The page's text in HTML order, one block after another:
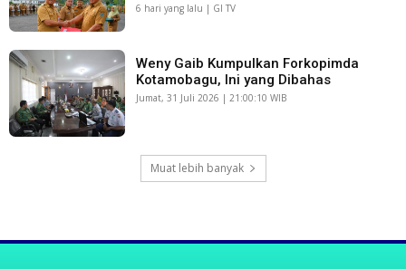
6 hari yang lalu | GI TV
Weny Gaib Kumpulkan Forkopimda
Kotamobagu, Ini yang Dibahas
Jumat, 31 Juli 2026 | 21:00:10 WIB
Muat lebih banyak